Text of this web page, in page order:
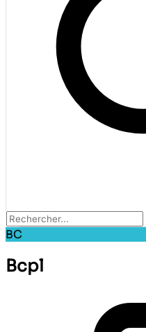
BC
Bcpl